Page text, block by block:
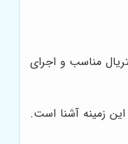
مناسب و اجرای
زمینه آشنا است.